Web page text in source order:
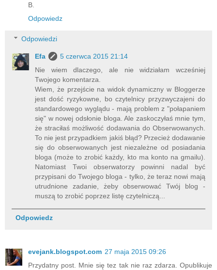
B.
Odpowiedz
Odpowiedzi
Efa
5 czerwca 2015 21:14
Nie wiem dlaczego, ale nie widziałam wcześniej
Twojego komentarza.
Wiem, że przejście na widok dynamiczny w Bloggerze
jest dość ryzykowne, bo czytelnicy przyzwyczajeni do
standardowego wyglądu - mają problem z "połapaniem
się" w nowej odsłonie bloga. Ale zaskoczyłaś mnie tym,
że straciłaś możliwość dodawania do Obserwowanych.
To nie jest przypadkiem jakiś błąd? Przecież dodawanie
się do obserwowanych jest niezależne od posiadania
bloga (może to zrobić każdy, kto ma konto na gmailu).
Natomiast Twoi obserwatorzy powinni nadal być
przypisani do Twojego bloga - tylko, że teraz nowi mają
utrudnione zadanie, żeby obserwować Twój blog -
muszą to zrobić poprzez listę czytelniczą...
Odpowiedz
evejank.blogspot.com 27 maja 2015 09:26
Przydatny post. Mnie się tez tak nie raz zdarza. Opublikuje